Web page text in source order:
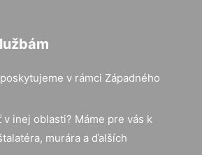
v rámci Západného
inej oblasti? Máme pre vás k
murára a ďalších